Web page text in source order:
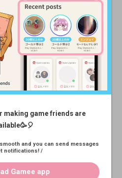
making game friends are
and you can send messages
notifications! /
Gamee app
を探している人は
リ版をチェック🥳 /